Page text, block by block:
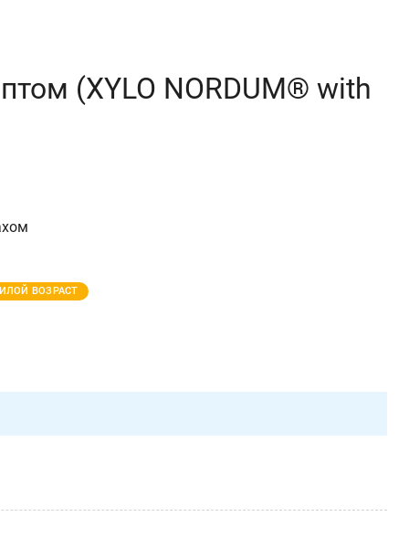
(XYLO NORDUM® with
ВОЗРАСТ